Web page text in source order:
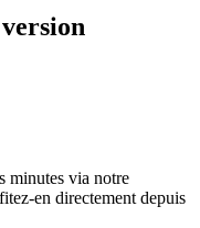
minutes via notre
en directement depuis